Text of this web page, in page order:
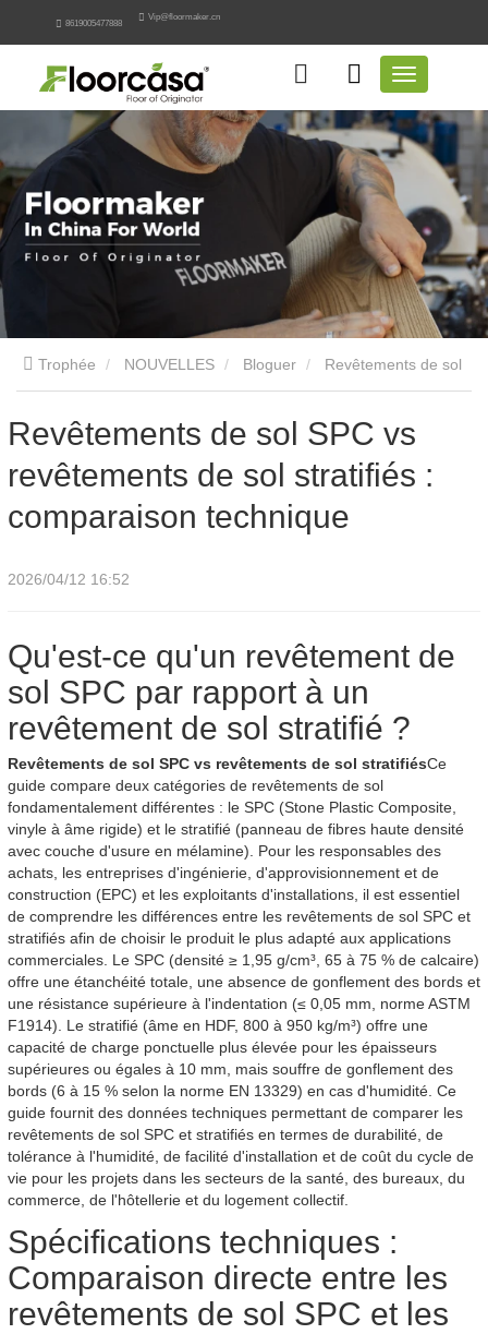
8619005477888
Vip@floormaker.cn
Trophée NOUVELLES Bloguer
Revêtements de sol SPC vs
revêtements de sol stratifiés :
comparaison technique
2026/04/12 16:52
Qu'est-ce qu'un revêtement de
sol SPC par rapport à un
revêtement de sol stratifié ?
Revêtements de sol SPC vs revêtements de sol stratifiésCe
guide compare deux catégories de revêtements de sol
fondamentalement différentes : le SPC (Stone Plastic Composite,
vinyle à âme rigide) et le stratifié (panneau de fibres haute densité
avec couche d'usure en mélamine). Pour les responsables des
achats, les entreprises d'ingénierie, d'approvisionnement et de
construction (EPC) et les exploitants d'installations, il est essentiel
de comprendre les différences entre les revêtements de sol SPC et
stratifiés afin de choisir le produit le plus adapté aux applications
commerciales. Le SPC (densité ≥ 1,95 g/cm³, 65 à 75 % de calcaire)
offre une étanchéité totale, une absence de gonflement des bords et
une résistance supérieure à l'indentation (≤ 0,05 mm, norme ASTM
F1914). Le stratifié (âme en HDF, 800 à 950 kg/m³) offre une
capacité de charge ponctuelle plus élevée pour les épaisseurs
supérieures ou égales à 10 mm, mais souffre de gonflement des
bords (6 à 15 % selon la norme EN 13329) en cas d'humidité. Ce
guide fournit des données techniques permettant de comparer les
revêtements de sol SPC et stratifiés en termes de durabilité, de
tolérance à l'humidité, de facilité d'installation et de coût du cycle de
vie pour les projets dans les secteurs de la santé, des bureaux, du
commerce, de l'hôtellerie et du logement collectif.
Spécifications techniques :
Comparaison directe entre les
revêtements de sol SPC et les